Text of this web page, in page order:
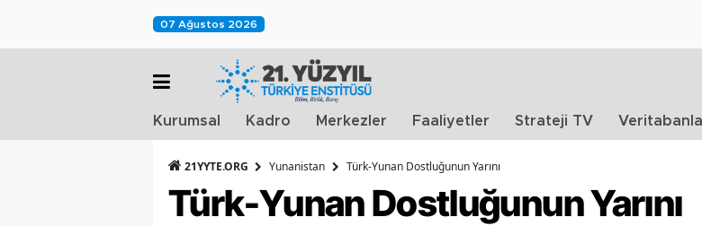
07 Ağustos 2026
Kurumsal Kadro Merkezler Faaliyetler Strateji TV
21YYTE.ORG Yunanistan Türk-Yunan Dostluğunun Yarını
Türk-Yunan Dostluğunun Yarını